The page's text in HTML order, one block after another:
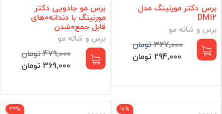
برس دکتر مورنینگ مدل
DM12
برس و شانه مو
327,000 تومان
294,000 تومان
برس مو جادویی دکتر
مورنینگ با دندانه0های
قابل جمع0شدن
برس و شانه مو
479,000 تومان
369,000 تومان
10%
23%